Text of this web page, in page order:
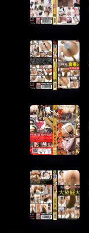
ジ
ェ
ド
恥
じ
ら
乙
女
の
視
線
と
ウ
ン
チ
顔
FF-
461
ジ
ェ
ド
同
僚
OL
事
と
う
ん
こ
E22-
02
ジ
ェ
ド
泥
酔
女
SR-
051
ジ
ェ